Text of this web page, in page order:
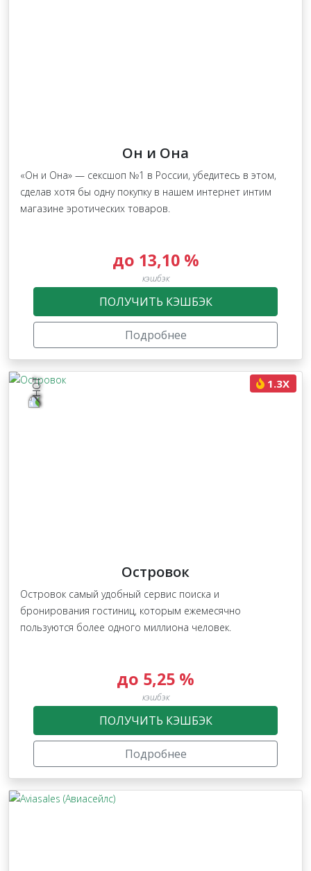
Он и Она
«Он и Она» — сексшоп №1 в России, убедитесь в этом,
сделав хотя бы одну покупку в нашем интернет интим
магазине эротических товаров.
до 13,10 %
кэшбэк
ПОЛУЧИТЬ КЭШБЭК
Подробнее
1.3X
Островок
Островок самый удобный сервис поиска и
бронирования гостиниц, которым ежемесячно
пользуются более одного миллиона человек.
до 5,25 %
кэшбэк
ПОЛУЧИТЬ КЭШБЭК
Подробнее